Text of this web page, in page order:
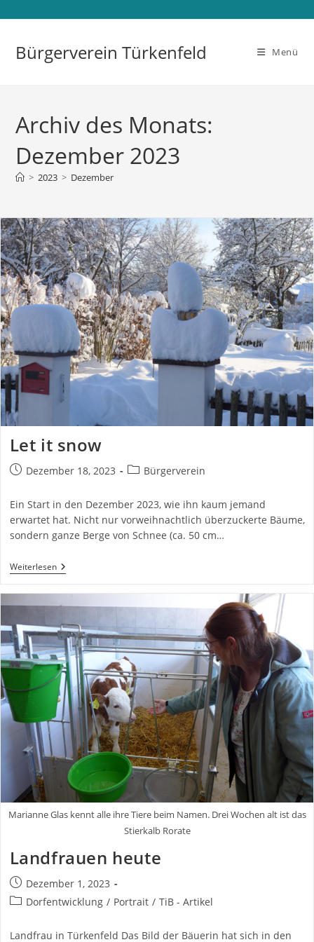
Bürgerverein Türkenfeld Menü
Archiv des Monats:
Dezember 2023
> 2023 > Dezember
Let it snow
BeitragDezember 18, 2023
Beitrags-
Bürgerverein
Ein Start in den Dezember 2023, wie ihn kaum jemand
erwartet hat. Nicht nur vorweihnachtlich überzuckerte Bäume,
sondern ganze Berge von Schnee (ca. 50 cm…
WeiterlesenLet
It
Marianne Glas kennt alle ihre Tiere beim Namen. Drei Wochen alt ist das
Stierkalb Rorate
Landfrauen heute
Beitrag
veröffentlicht:
Dezember 1, 2023
Beitrags-
Dorfentwicklung / Portrait / TiB - Artikel
Landfrau in Türkenfeld Das Bild der Bäuerin hat sich in den